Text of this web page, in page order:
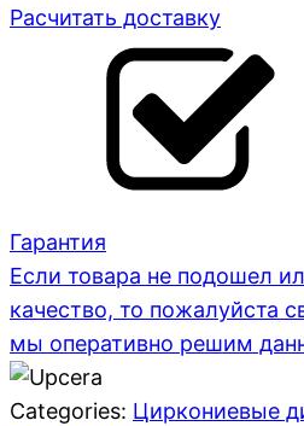
Расчитать доставку
Гарантия
Если товара не подошел
качество, то пожалуйста
мы оперативно решим
Categories: Циркониевые